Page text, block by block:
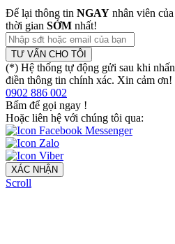
Để lại thông tin NGAY nhân viên
thời gian SỚM nhất!
TƯ VẤN CHO TÔI
(*) Hệ thống tự động gửi sau khi nhấn
điền thông tin chính xác. Xin cảm ơn!
0902 886 002
Bấm để gọi ngay !
Hoặc liên hệ với chúng tôi qua:
XÁC NHẬN
Scroll